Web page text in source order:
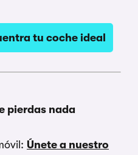
tu coche ideal
pierdas nada
Únete a nuestro